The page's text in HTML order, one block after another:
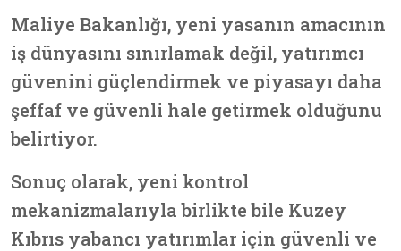
Maliye Bakanlığı, yeni yasanın amacının
iş dünyasını sınırlamak değil, yatırımcı
güvenini güçlendirmek ve piyasayı daha
şeffaf ve güvenli hale getirmek olduğunu
belirtiyor.
Sonuç olarak, yeni kontrol
mekanizmalarıyla birlikte bile Kuzey
Kıbrıs yabancı yatırımlar için güvenli ve